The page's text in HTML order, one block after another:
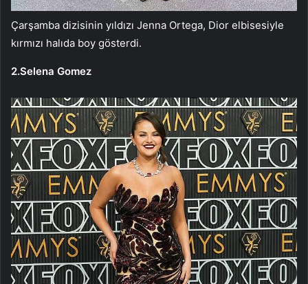
Çarşamba dizisinin yıldızı Jenna Ortega, Dior elbisesiyle
kırmızı halıda boy gösterdi.
2.Selena Gomez